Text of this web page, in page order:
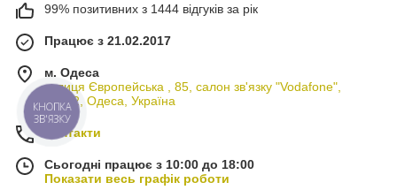
99% позитивних з 1444 відгуків за рік
Працює з 21.02.2017
м. Одеса
вулиця Європейська , 85, салон зв'язку "Vodafone",
65012, Одеса, Україна
Контакти
Сьогодні працює з 10:00 до 18:00
Показати весь графік роботи
КНОПКА
ЗВ'ЯЗКУ